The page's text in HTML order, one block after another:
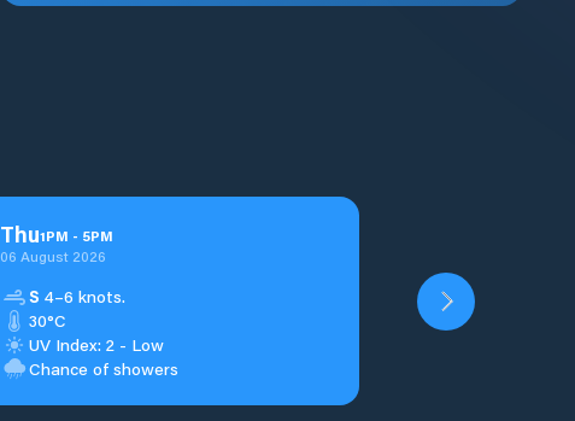
Thu1PM - 5PM
06 August 2026
S 4–6 knots.
30°C
UV Index: 2 - Low
Chance of showers